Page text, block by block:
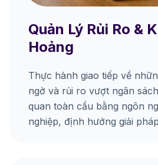
Quản Lý Rủi Ro &
Hoảng
Thực hành giao tiếp về
ngờ và rủi ro vượt ngân
quan toàn cầu bằng ngôn
nghiệp, định hướng giải